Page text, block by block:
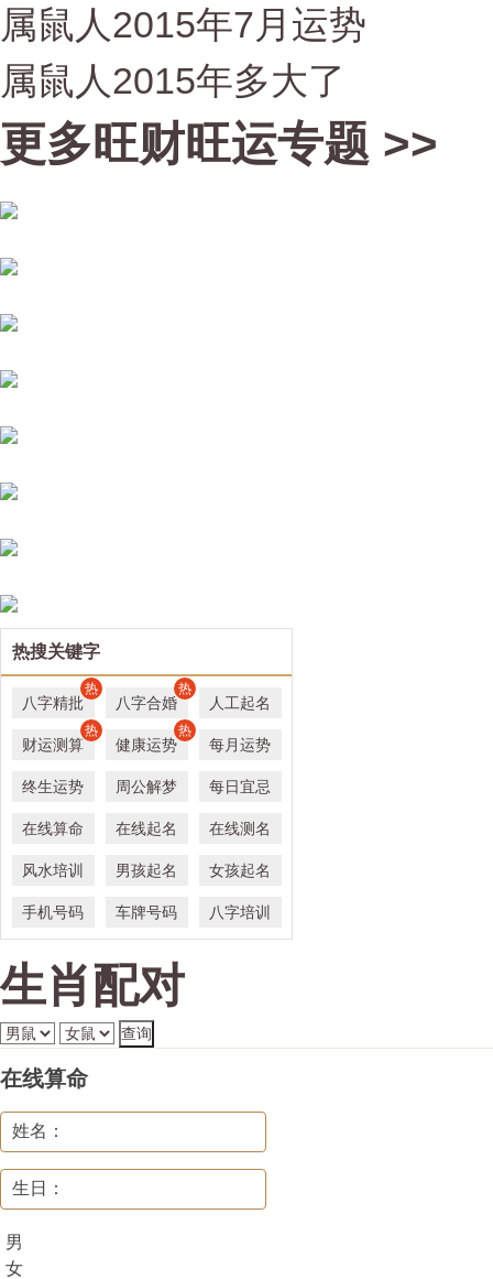
属鼠人2015年7月运势
属鼠人2015年多大了
更多旺财旺运专题 >>
热搜关键字
八字精批
热
八字合婚
热
人工起名
财运测算
热
健康运势
热
每月运势
终生运势 周公解梦 每日宜忌
在线算命 在线起名 在线测名
风水培训 男孩起名 女孩起名
手机号码 车牌号码 八字培训
生肖配对
在线算命
姓名：
生日：
男
女